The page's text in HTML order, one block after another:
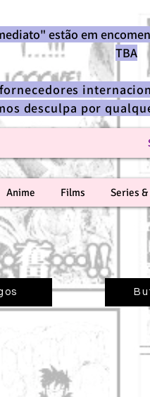
estão em
TBA
desculpa por
Anime Films Series